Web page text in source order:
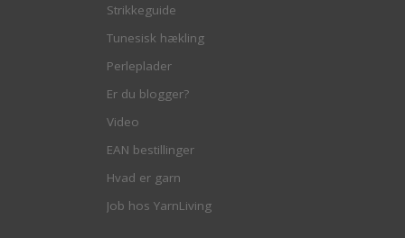
Strikkeguide
Tunesisk hækling
Perleplader
Er du blogger?
Video
EAN bestillinger
Hvad er garn
Job hos YarnLiving